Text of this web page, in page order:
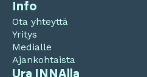
Info
Ota yhteyttä
Yritys
Medialle
Ajankohtaista
Ura INNAlla